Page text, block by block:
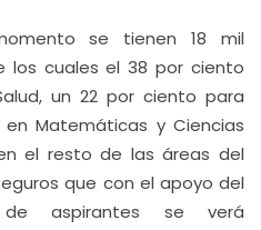
se tienen 18 mil
los cuales el 38 por ciento
un 22 por ciento para
en Matemáticas y Ciencias
el resto de las áreas del
que con el apoyo del
de aspirantes se verá